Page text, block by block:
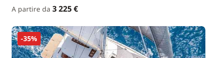
A partire da 3 225 €
-35%